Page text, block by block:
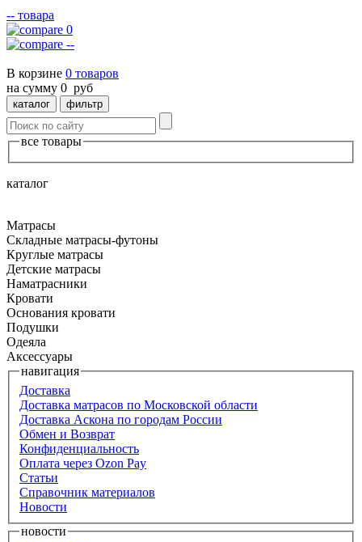
-- товара
0
--
В корзине 0 товаров
на сумму 0 руб
каталог фильтр
все товары
каталог
Матрасы
Складные матрасы-футоны
Круглые матрасы
Детские матрасы
Наматрасники
Кровати
Основания кровати
Подушки
Одеяла
Аксессуары
навигация
Доставка
Доставка матрасов по Московской области
Доставка Аскона по городам России
Обмен и Возврат
Конфиденциальность
Оплата через Ozon Pay
Статьи
Справочник материалов
Новости
новости